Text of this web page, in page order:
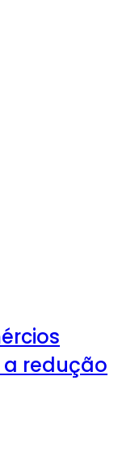
redução